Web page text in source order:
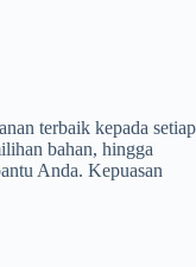
terbaik kepada setiap
bahan, hingga
Anda. Kepuasan